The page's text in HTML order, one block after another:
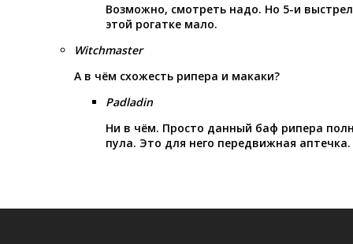
Возможно, смотреть надо. Но 5-и
этой рогатке мало.
Witchmaster
А в чём схожесть рипера и макаки?
Padladin
Ни в чём. Просто данный баф рипера
пула. Это для него передвижная аптечка.